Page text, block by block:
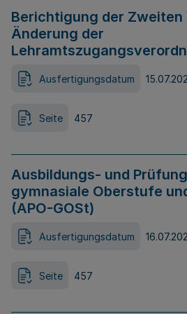
Berichtigung der Zweiten
Änderung der
Ausfertigungsdatum
Seite 457
Ausbildungs- und
gymnasiale Oberstufe
(APO-GOSt)
Ausfertigungsdatum
Seite 457